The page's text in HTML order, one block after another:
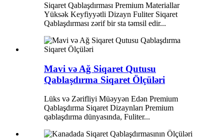
Siqaret Qablaşdırması Premium Materiallar
Yüksək Keyfiyyətli Dizayn Fuliter Siqaret
Qablaşdırması zərif bir sta təmsil edir...
Mavi və Ağ Siqaret Qutusu
Qablaşdırma Siqaret Ölçüləri
Lüks və Zərifliyi Müəyyən Edən Premium
Qablaşdırma Siqaret Dizaynları Premium
qablaşdırma dünyasında, Fuliter...